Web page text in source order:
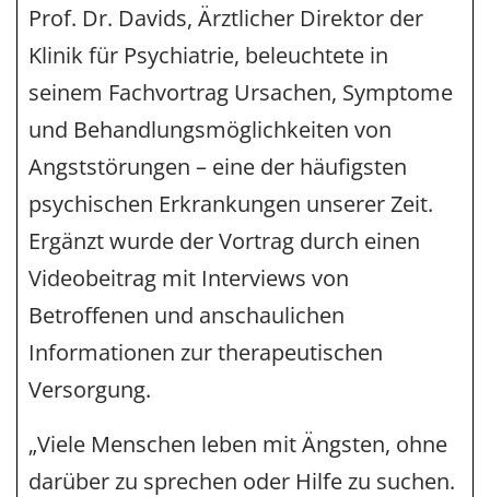
Prof. Dr. Davids, Ärztlicher Direktor der
Klinik für Psychiatrie, beleuchtete in
seinem Fachvortrag Ursachen, Symptome
und Behandlungsmöglichkeiten von
Angststörungen – eine der häufigsten
psychischen Erkrankungen unserer Zeit.
Ergänzt wurde der Vortrag durch einen
Videobeitrag mit Interviews von
Betroffenen und anschaulichen
Informationen zur therapeutischen
Versorgung.
„Viele Menschen leben mit Ängsten, ohne
darüber zu sprechen oder Hilfe zu suchen.